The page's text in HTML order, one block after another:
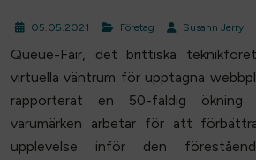
05.05.2021 Företag Susann Jerry
Queue-Fair, det brittiska
virtuella väntrum för upptagna
rapporterat en 50-faldig ökning
varumärken arbetar för att
upplevelse inför den